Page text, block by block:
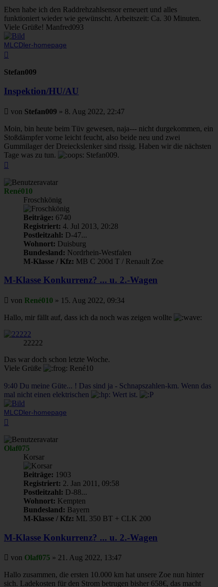
Eben habe ich den Raddrehzahlsensor erneuert und alles
funktioniert wieder wie gewünscht. Arbeitszeit: Ca. 30 Minuten.
Viele Grüße! Manfred093
MLCDler-homepage
Stefan009
Inspektion/HU/AU
Beitrag
von Stefan009 » 8. Aug 2022, 22:47
Moin, bin heute beim Tüv gewesen, naja--- nicht durgekommen, ein
Stoßdämpfer vorne leicht feucht, also beide neu und zwei
Gummilager der Dreieckslenker sind rissig. Haben wir die nächsten
Tage was zu tun.
Stefan009.
René010
Froschkönig
Beiträge: 6740
Registriert: 4. Jul 2013, 20:28
Postleitzahl: D-47...
Wohnort: Duisburg
Bundesland: Nordrhein-Westfalen
M-Klasse / Kfz: MB C 200d T / Renault Zoe
M-Klasse Konkurrenz? ... u. 2.-Wagen
Beitrag
von René010 » 15. Aug 2022, 09:34
Hallo, mir fällt auf, dass ich da noch was zeigen wollte
22222
Das war doch schon letzte Woche.
Viele Grüße
René10
9:40 Du meine Güte... ! Das sind ja - Schnapszahlen-km. Wenn das
mal nicht einen elektrischen
Wert ist.
MLCDler-homepage
Olaf075
Korsar
Beiträge: 1903
Registriert: 2. Jan 2011, 09:58
Postleitzahl: D-88...
Wohnort: Kempten
Bundesland: Bayern
M-Klasse / Kfz: ML 350 BT + CLK 200
M-Klasse Konkurrenz? ... u. 2.-Wagen
Beitrag
von Olaf075 » 21. Aug 2022, 13:47
Hallo zusammen, die ersten 10.000 km hat unsere Zoe nun hinter
sich. Ladekosten für den Strom betrugen bisher 658€, das macht